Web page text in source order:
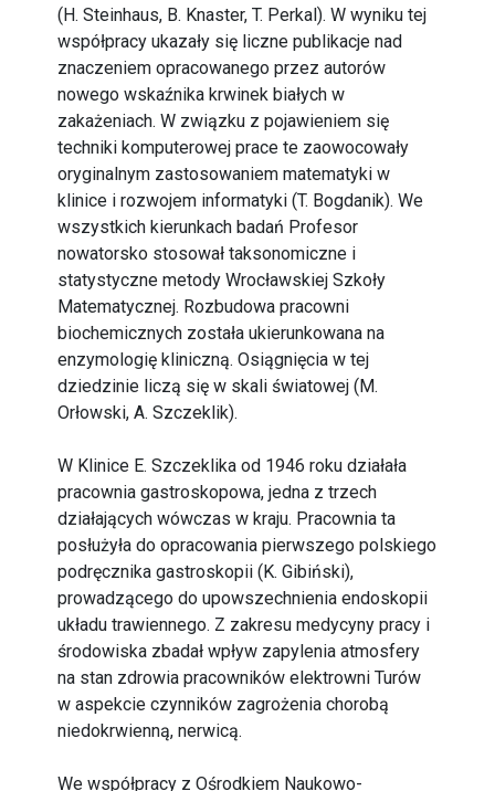
(H. Steinhaus, B. Knaster, T. Perkal). W wyniku tej
współpracy ukazały się liczne publikacje nad
znaczeniem opracowanego przez autorów
nowego wskaźnika krwinek białych w
zakażeniach. W związku z pojawieniem się
techniki komputerowej prace te zaowocowały
oryginalnym zastosowaniem matematyki w
klinice i rozwojem informatyki (T. Bogdanik). We
wszystkich kierunkach badań Profesor
nowatorsko stosował taksonomiczne i
statystyczne metody Wrocławskiej Szkoły
Matematycznej. Rozbudowa pracowni
biochemicznych została ukierunkowana na
enzymologię kliniczną. Osiągnięcia w tej
dziedzinie liczą się w skali światowej (M.
Orłowski, A. Szczeklik).
W Klinice E. Szczeklika od 1946 roku działała
pracownia gastroskopowa, jedna z trzech
działających wówczas w kraju. Pracownia ta
posłużyła do opracowania pierwszego polskiego
podręcznika gastroskopii (K. Gibiński),
prowadzącego do upowszechnienia endoskopii
układu trawiennego. Z zakresu medycyny pracy i
środowiska zbadał wpływ zapylenia atmosfery
na stan zdrowia pracowników elektrowni Turów
w aspekcie czynników zagrożenia chorobą
niedokrwienną, nerwicą.
We współpracy z Ośrodkiem Naukowo-